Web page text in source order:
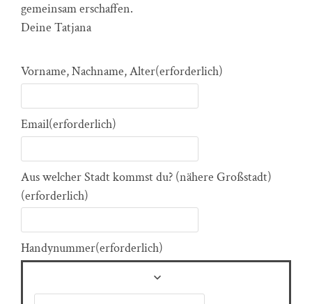
gemeinsam erschaffen.
Deine Tatjana
Vorname, Nachname, Alter(erforderlich)
Email(erforderlich)
Aus welcher Stadt kommst du? (nähere Großstadt)
(erforderlich)
Handynummer(erforderlich)